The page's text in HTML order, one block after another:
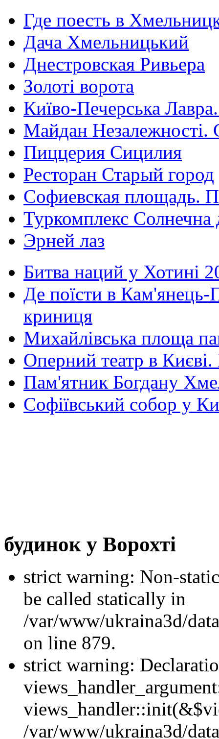
Где поесть в
Дача Хмельницький
Днестровская Ривьера
Золоті ворота
Київо-Печерська
Майдан Незалежності.
Пиццерия Сицилия
Ресторан Старый город
Софиевская площадь.
Туркомплекс Солнечна
Эрней лаз
Битва наций у Хотині
Де поїсти в Кам'янець-
криниця
Михайлівська площа
Оперний театр в
Пам'ятник Богдану
Софіївський собор у
будинок у Ворохті
strict warning: Non-
be called statically in
/var/www/ukraina3d/
on line 879.
strict warning:
/var/www/ukraina3d/